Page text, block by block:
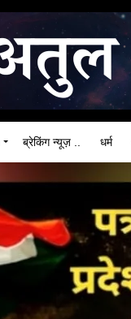
ब्रेकिंग न्यूज़ .. धर्म